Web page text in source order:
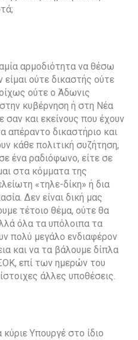
αρμοδιότητα να θέσω
ούτε δικαστής ούτε
ούτε ο Άδωνις
κυβέρνηση ή στη Νέα
σαν και εκείνους που έχουν
απέραντο δικαστήριο και
κάθε πολιτική συζήτηση,
ένα ραδιόφωνο, είτε σε
στα κόμματα της
«τηλε-δίκη» ή δια
Δεν είναι δική μας
τέτοιο θέμα, ούτε θα
όλα τα υπόλοιπα τα
πολύ μεγάλο ενδιαφέρον
και να τα βάλουμε δίπλα
επί των ημερών του
άλλες υποθέσεις.
Υπουργέ στο ίδιο